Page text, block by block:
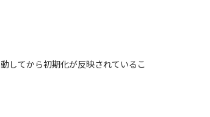
してから初期化が反映されているこ